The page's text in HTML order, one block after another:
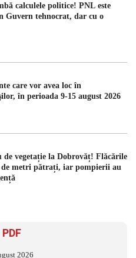
calculele politice! PNL este
Guvern tehnocrat, dar cu o
care vor avea loc în
în perioada 9-15 august 2026
de vegetație la Dobrovăț! Flăcările
de metri pătrați, iar pompierii au